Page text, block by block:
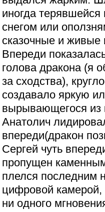
иногда
снегом или
сказочные и живые
Впереди
голова дракона (я
за сходства),
создавало яркую
вырывающегося из
Анатолич
впереди(дракон
Сергей чуть
пропущен
плелся последним
цифровой камерой,
ни одного